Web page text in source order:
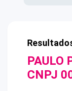
PAULO
CNPJ